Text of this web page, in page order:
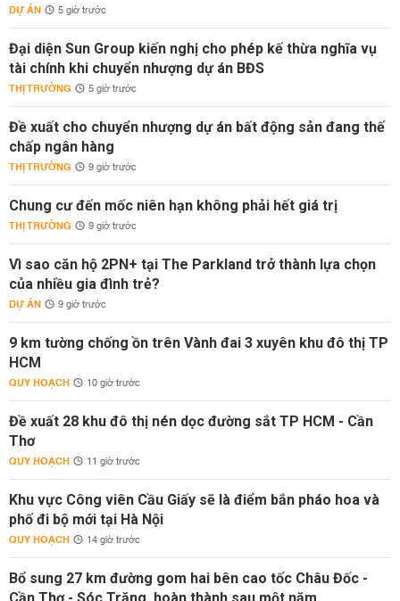
DỰ ÁN 5 giờ trước
Đại diện Sun Group kiến nghị cho phép kế thừa nghĩa vụ
tài chính khi chuyển nhượng dự án BĐS
THỊ TRƯỜNG 5 giờ trước
Đề xuất cho chuyển nhượng dự án bất động sản đang thế
chấp ngân hàng
THỊ TRƯỜNG 9 giờ trước
Chung cư đến mốc niên hạn không phải hết giá trị
THỊ TRƯỜNG 9 giờ trước
Vì sao căn hộ 2PN+ tại The Parkland trở thành lựa chọn
của nhiều gia đình trẻ?
DỰ ÁN 9 giờ trước
9 km tường chống ồn trên Vành đai 3 xuyên khu đô thị TP
HCM
QUY HOẠCH 10 giờ trước
Đề xuất 28 khu đô thị nén dọc đường sắt TP HCM - Cần
Thơ
QUY HOẠCH 11 giờ trước
Khu vực Công viên Cầu Giấy sẽ là điểm bắn pháo hoa và
phố đi bộ mới tại Hà Nội
QUY HOẠCH 14 giờ trước
Bổ sung 27 km đường gom hai bên cao tốc Châu Đốc -